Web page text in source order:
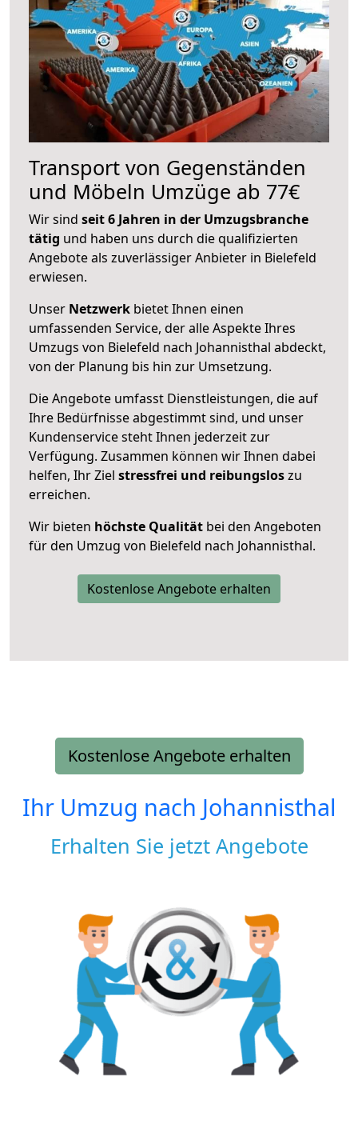
Transport von Gegenständen
und Möbeln Umzüge ab 77€
Wir sind seit 6 Jahren in der Umzugsbranche
tätig und haben uns durch die qualifizierten
Angebote als zuverlässiger Anbieter in Bielefeld
erwiesen.
Unser Netzwerk bietet Ihnen einen
umfassenden Service, der alle Aspekte Ihres
Umzugs von Bielefeld nach Johannisthal abdeckt,
von der Planung bis hin zur Umsetzung.
Die Angebote umfasst Dienstleistungen, die auf
Ihre Bedürfnisse abgestimmt sind, und unser
Kundenservice steht Ihnen jederzeit zur
Verfügung. Zusammen können wir Ihnen dabei
helfen, Ihr Ziel stressfrei und reibungsloszu
erreichen.
Wir bieten höchste Qualität bei den Angeboten
für den Umzug von Bielefeld nach Johannisthal.
Kostenlose Angebote erhalten
Kostenlose Angebote erhalten
Ihr Umzug nach Johannisthal
Erhalten Sie jetzt Angebote